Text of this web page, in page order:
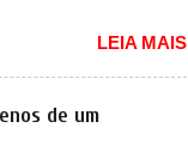
visuais e a estreia
sem
que a
distância ainda
LEIA MAIS
de um